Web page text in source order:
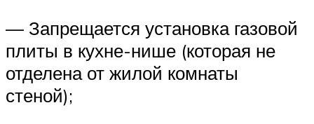
— Запрещается установка газовой
плиты в кухне-нише (которая не
отделена от жилой комнаты
стеной);